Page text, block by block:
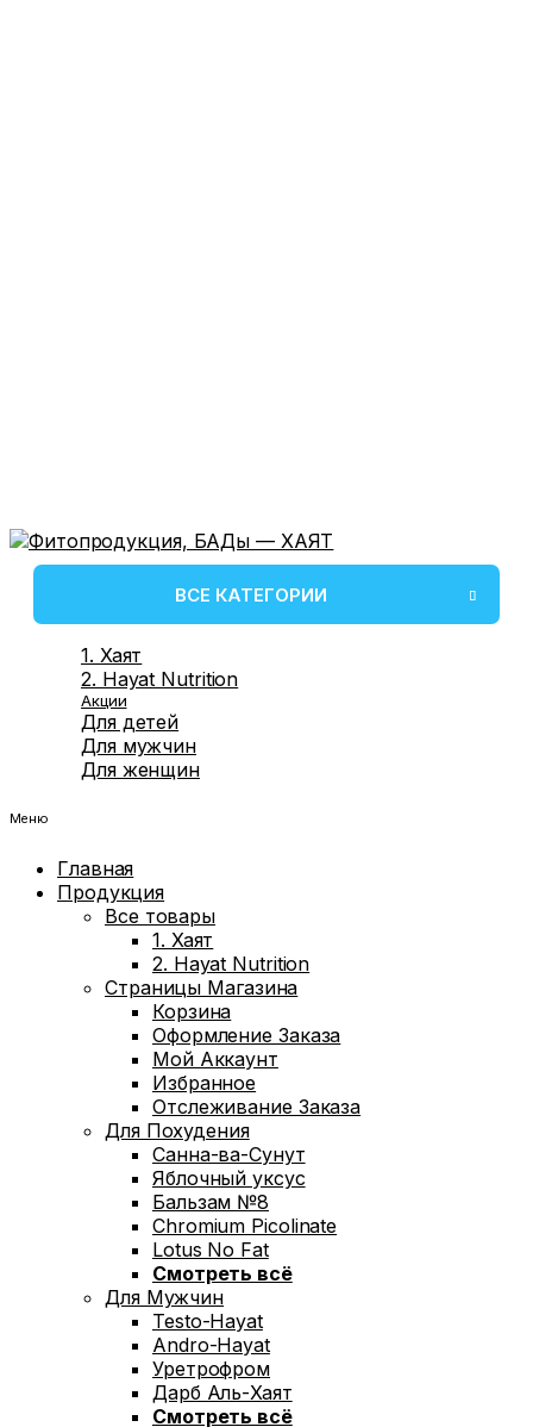
ВСЕ КАТЕГОРИИ
1. Хаят
2. Hayat Nutrition
Акции
Для детей
Для мужчин
Для женщин
Меню
Главная
Продукция
Все товары
1. Хаят
2. Hayat Nutrition
Страницы Магазина
Корзина
Оформление Заказа
Мой Аккаунт
Избранное
Отслеживание Заказа
Для Похудения
Санна-ва-Сунут
Яблочный уксус
Бальзам №8
Chromium Picolinate
Lotus No Fat
Смотреть всё
Для Мужчин
Testo-Hayat
Andro-Hayat
Уретрофром
Дарб Аль-Хаят
Смотреть всё